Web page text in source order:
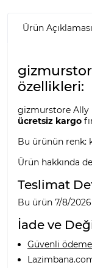
Ürün Açıklaması
özellikleri:
gizmurstore Ally
ücretsiz kargo
Bu ürünün renk:
Ürün hakkında
Teslimat
Bu ürün 7/8/
İade ve
Güvenli